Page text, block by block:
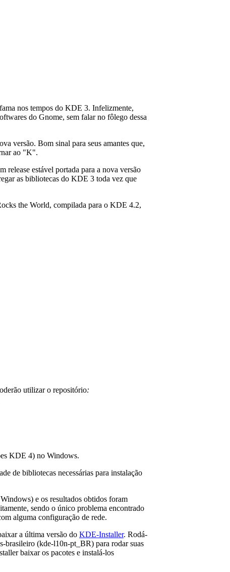
nos tempos do KDE 3. Infelizmente,
do Gnome, sem falar no fôlego dessa
versão. Bom sinal para seus amantes que,
ao "K".
estável portada para a nova versão
as bibliotecas do KDE 3 toda vez que
the World, compilada para o KDE 4.2,
utilizar o repositório:
KDE 4) no Windows.
de bibliotecas necessárias para instalação
e os resultados obtidos foram
sendo o único problema encontrado
alguma configuração de rede.
a última versão do KDE-Installer. Rodá-
brasileiro (kde-l10n-pt_BR) para rodar suas
baixar os pacotes e instalá-los